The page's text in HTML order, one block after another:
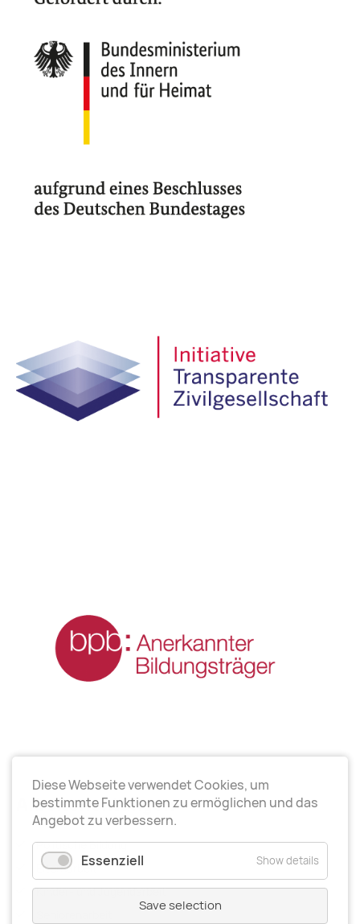
Arbeitsrichtungen
Politische Bildung
Elternarbeit
Kinder- und Jugendarbeit
Diese Webseite verwendet Cookies, um
bestimmte Funktionen zu ermöglichen und das
Angebot zu verbessern.
Essenziell Show details
Save selection